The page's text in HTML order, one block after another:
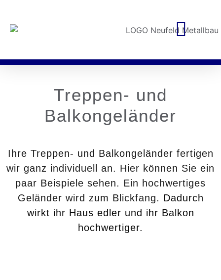
Treppen- und
Balkongeländer
Ihre Treppen- und Balkongeländer fertigen
wir ganz individuell an. Hier können Sie ein
paar Beispiele sehen. Ein hochwertiges
Geländer wird zum Blickfang. Dadurch
wirkt ihr Haus edler und ihr Balkon
hochwertiger.